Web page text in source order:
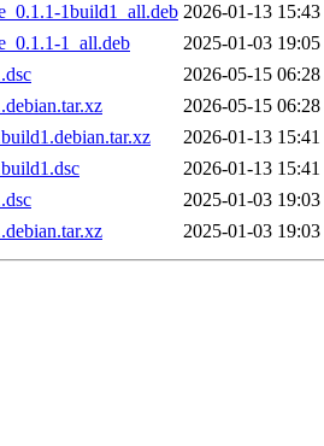
1build1_all.deb 2026-01-13 15:43
1_all.deb
2025-01-03 19:05
2026-05-15 06:28
2026-05-15 06:28
2026-01-13 15:41
2026-01-13 15:41
2025-01-03 19:03
2025-01-03 19:03